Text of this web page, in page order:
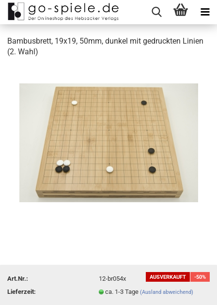
Bambusbrett, 19x19, 50mm, dunkel mit gedruckten Linien
(2. Wahl)
AUSVERKAUFT -50%
Art.Nr.:
12-br054x
Lieferzeit:
ca. 1-3 Tage(Ausland abweichend)